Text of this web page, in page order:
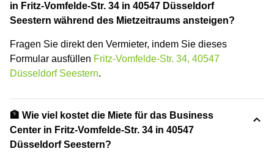
in Fritz-Vomfelde-Str. 34 in 40547 Düsseldorf
Seestern während des Mietzeitraums ansteigen?
Fragen Sie direkt den Vermieter, indem Sie dieses
Formular ausfüllen Fritz-Vomfelde-Str. 34, 40547
Düsseldorf Seestern.
🏦 Wie viel kostet die Miete für das Business
Center in Fritz-Vomfelde-Str. 34 in 40547
Düsseldorf Seestern?